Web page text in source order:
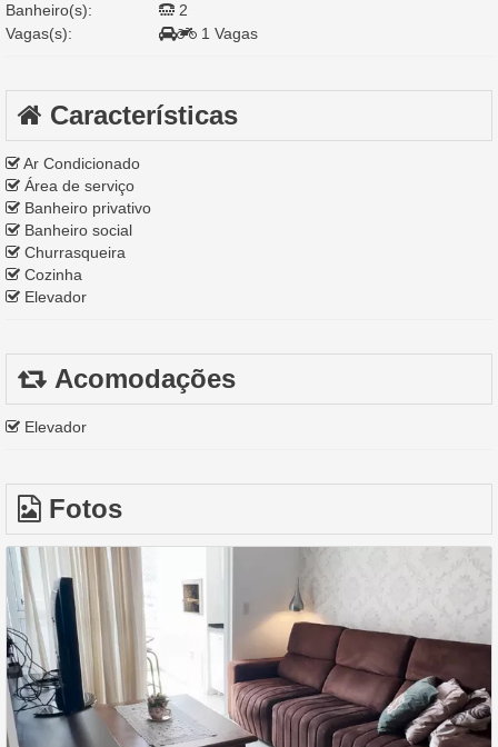
Banheiro(s):
2
Vagas(s):
1 Vagas
Características
Ar Condicionado
Área de serviço
Banheiro privativo
Banheiro social
Churrasqueira
Cozinha
Elevador
Acomodações
Elevador
Fotos